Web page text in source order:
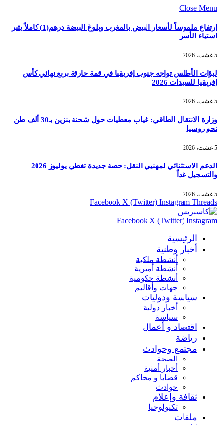
Close Menu
ارتفاع ملموساً لأسعار البيض بالمغرب وبلوغ البيضة درهم(1) كاملاً يثير
استياء الأسر
5 غشت، 2026
لبؤات الأطلس تواجه جنوب إفريقيا في قمة حارقة بربع نهائي كأس
إفريقيا للسيدات 2026
5 غشت، 2026
وزارة الانتقال الطاقي: غياب معطيات حول شحنة بنزين بـ30 ألف طن
نحو روسيا
5 غشت، 2026
الدعم الاستثنائي لمهنيي النقل: حصة جديدة تغطي يوليوز 2026
والتسجيل غداً
5 غشت، 2026
Facebook X (Twitter) Instagram Threads
Facebook X (Twitter) Instagram
الرئيسية
أخبار وطنية
أنشطة ملكية
أنشطة أميرية
أنشطة حكومية
جهات وأقاليم
سياسة ودوليات
أخبار دولية
سياسة
اقتصاد و أعمال
رياضة
مجتمع وحوادث
الصحة
أخبار أمنية
قضايا و محاكم
حوادث
ثقافة وإعلام
تكنولوجيا
ملفات